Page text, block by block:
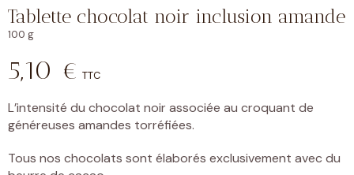
Tablette chocolat noir inclusion amande
100 g
5,10 € TTC
L’intensité du chocolat noir associée au croquant de
généreuses amandes torréfiées.
Tous nos chocolats sont élaborés exclusivement avec du